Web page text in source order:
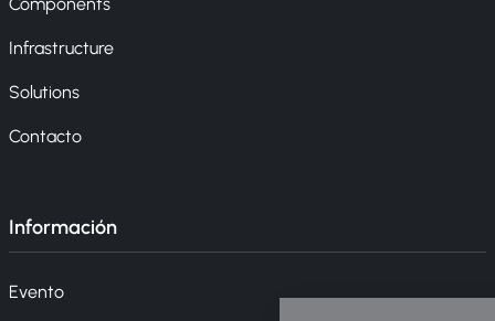
Infrastructure
Solutions
Contacto
Información
Evento